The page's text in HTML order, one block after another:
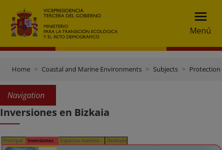
Menú
Home Coastal and Marine Environments Subjects
Navigation
Inversiones en Bizkaia